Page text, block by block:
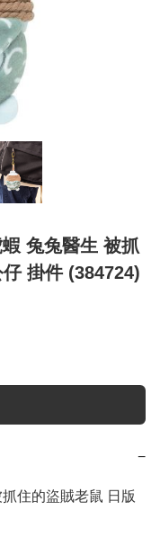
兔兔醫生 被抓
掛件 (384724)
−
住的盜賊老鼠 日版